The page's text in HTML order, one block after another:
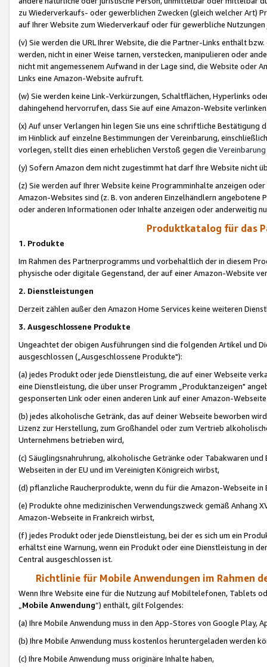
zu Wiederverkaufs- oder gewerblichen Zwecken (gleich welcher Art)
auf Ihrer Website zum Wiederverkauf oder für gewerbliche
(v) Sie werden die URL Ihrer Website, die die Partner-Links enthält
werden, nicht in einer Weise tarnen, verstecken, manipulieren oder
nicht mit angemessenem Aufwand in der Lage sind, die Website oder
Links eine Amazon-Website aufruft.
(w) Sie werden keine Link-Verkürzungen, Schaltflächen, Hyperlinks
dahingehend hervorrufen, dass Sie auf eine Amazon-Website
(x) Auf unser Verlangen hin legen Sie uns eine schriftliche
im Hinblick auf einzelne Bestimmungen der Vereinbarung,
vorlegen, stellt dies einen erheblichen Verstoß gegen die Vereinbarung
(y) Sofern Amazon dem nicht zugestimmt hat darf Ihre Website nicht
(z) Sie werden auf Ihrer Website keine Programminhalte anzeigen
Amazon-Websites sind (z. B. von anderen Einzelhändlern
oder anderen Informationen oder Inhalte anzeigen oder anderweitig
Produktkatalog für das
1. Produkte
Im Rahmen des Partnerprogramms und vorbehaltlich der in diesem
physische oder digitale Gegenstand, der auf einer Amazon-Website
2. Dienstleistungen
Derzeit zählen außer den Amazon Home Services keine weiteren
3. Ausgeschlossene Produkte
Ungeachtet der obigen Ausführungen sind die folgenden Artikel und
ausgeschlossen („Ausgeschlossene Produkte"):
(a) jedes Produkt oder jede Dienstleistung, die auf einer Webseite
eine Dienstleistung, die über unser Programm „Produktanzeigen"
gesponserten Link oder einen anderen Link auf einer Amazon-
(b) jedes alkoholische Getränk, das auf deiner Webseite beworben
Lizenz zur Herstellung, zum Großhandel oder zum Vertrieb
Unternehmens betrieben wird,
(c) Säuglingsnahruhrung, alkoholische Getränke oder Tabakwaren
Webseiten in der EU und im Vereinigten Königreich wirbst,
(d) pflanzliche Raucherprodukte, wenn du für die Amazon-Webseite in
(e) Produkte ohne medizinischen Verwendungszweck gemäß Anhang
Amazon-Webseite in Frankreich wirbst,
(f) jedes Produkt oder jede Dienstleistung, bei der es sich um ein
erhältst eine Warnung, wenn ein Produkt oder eine Dienstleistung in
Central ausgeschlossen ist.
Richtlinie für Mobile Anwendungen im Rahmen
Wenn Ihre Website eine für die Nutzung auf Mobiltelefonen, Tablets
„Mobile Anwendung“) enthält, gilt Folgendes:
(a) Ihre Mobile Anwendung muss in den App-Stores von Google Play,
(b) Ihre Mobile Anwendung muss kostenlos heruntergeladen werden
(c) Ihre Mobile Anwendung muss originäre Inhalte haben,